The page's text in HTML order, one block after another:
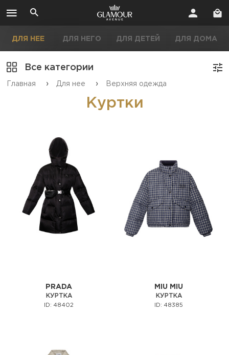
ДЛЯ НЕЕ ДЛЯ НЕГО ДЛЯ ДЕТЕЙ ДЛЯ ДОМА
Все категории
Главная › Для нее › Верхняя одежда
Куртки
PRADA
КУРТКА
ID: 48402
MIU MIU
КУРТКА
ID: 48385